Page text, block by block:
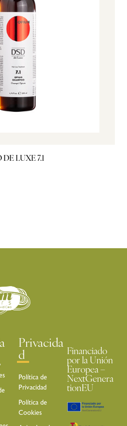
LUXE 7.1
Privacida
d
Política de
Privacidad
Política de
Cookies
Financiado
por la Unión
Europea –
NextGenera
tionEU